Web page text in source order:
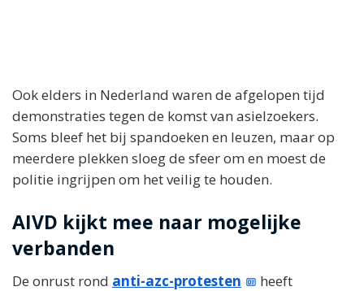
Ook elders in Nederland waren de afgelopen tijd
demonstraties tegen de komst van asielzoekers.
Soms bleef het bij spandoeken en leuzen, maar op
meerdere plekken sloeg de sfeer om en moest de
politie ingrijpen om het veilig te houden.
AIVD kijkt mee naar mogelijke
verbanden
De onrust rond anti-azc-protesten
heeft